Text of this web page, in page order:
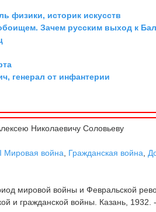
физики, историк искусств
Зачем русским выход к
генерал от инфантерии
Николаевичу Соловьеву
I Мировая война Гражданская война
мировой войны и Февральской
и гражданской войны. Казань, 1932.